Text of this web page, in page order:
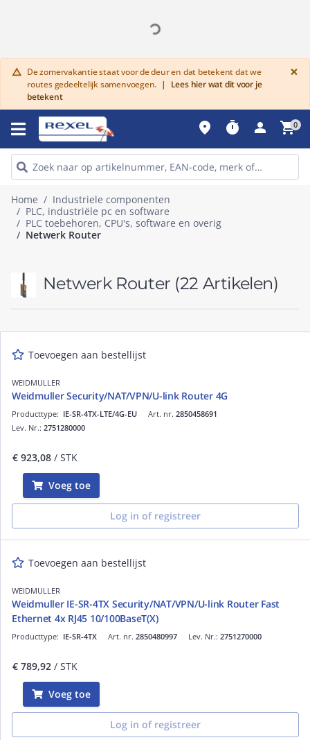
warning De zomervakantie staat voor de deur en dat betekent dat we
routes gedeeltelijk samenvoegen. |
Lees hier wat dit voor je
betekent
×
place timer person shopping_cart0
Home
Industriele componenten
PLC, industriële pc en software
PLC toebehoren, CPU's, software en overig
Netwerk Router
Netwerk Router (22 Artikelen)
Toevoegen aan bestellijst
WEIDMULLER
Weidmuller Security/NAT/VPN/U-link Router 4G
Art. nr. 2850458691
Producttype: IE-SR-4TX-LTE/4G-EU
Lev. Nr.: 2751280000
€ 923,08 / STK
Voeg toe
Log in of registreer
Toevoegen aan bestellijst
WEIDMULLER
Weidmuller IE-SR-4TX Security/NAT/VPN/U-link Router Fast
Ethernet 4x RJ45 10/100BaseT(X)
Art. nr. 2850480997
Producttype: IE-SR-4TX Lev. Nr.: 2751270000
€ 789,92 / STK
Voeg toe
Log in of registreer